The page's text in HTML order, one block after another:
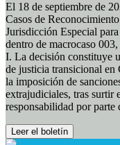
El 18 de septiembre de
Casos de
Jurisdicción Especial
dentro de macrocaso
I. La decisión constituye
de justicia transicional
la imposición de
extrajudiciales, tras surtir
responsabilidad por parte
Leer el boletín